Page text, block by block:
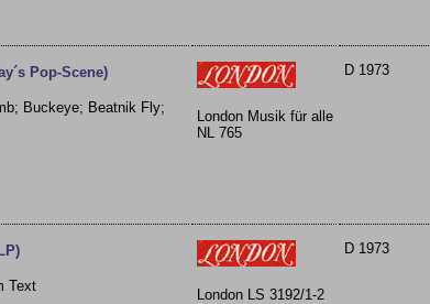
Pop-Scene)
Buckeye; Beatnik Fly;
London Musik für alle
NL 765
D 1973
Text
London LS 3192/1-2
D 1973